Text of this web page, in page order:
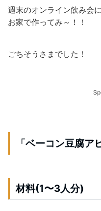
週末のオンライン飲み会に
お家で作ってみ～！！
ごちそうさまでした！
「ベーコン豆腐
材料(1〜3人分)